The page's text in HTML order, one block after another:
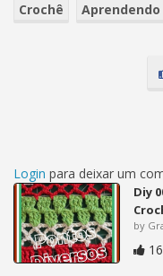
Crochê
Aprendendo
Login para deixar um
Diy
by